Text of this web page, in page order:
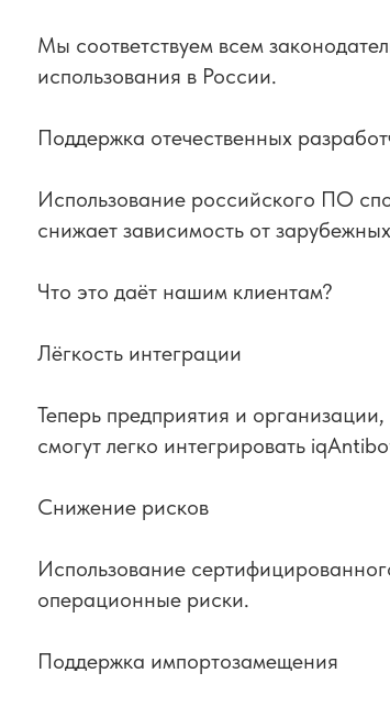
Мы соответствуем всем
использования в России.
Поддержка отечественных
Использование российского ПО
снижает зависимость от
Что это даёт нашим клиентам?
Лёгкость интеграции
Теперь предприятия и
смогут легко интегрировать
Снижение рисков
Использование
операционные риски.
Поддержка импортозамещения